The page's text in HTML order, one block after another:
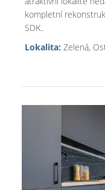
kompletní
SDK..
Lokalita: Zelená,